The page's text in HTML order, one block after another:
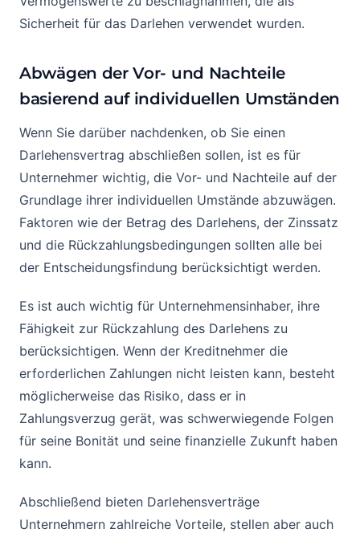
Sicherheit für das Darlehen verwendet wurden.
Abwägen der Vor- und Nachteile
basierend auf individuellen Umständen
Wenn Sie darüber nachdenken, ob Sie einen
Darlehensvertrag abschließen sollen, ist es für
Unternehmer wichtig, die Vor- und Nachteile auf der
Grundlage ihrer individuellen Umstände abzuwägen.
Faktoren wie der Betrag des Darlehens, der Zinssatz
und die Rückzahlungsbedingungen sollten alle bei
der Entscheidungsfindung berücksichtigt werden.
Es ist auch wichtig für Unternehmensinhaber, ihre
Fähigkeit zur Rückzahlung des Darlehens zu
berücksichtigen. Wenn der Kreditnehmer die
erforderlichen Zahlungen nicht leisten kann, besteht
möglicherweise das Risiko, dass er in
Zahlungsverzug gerät, was schwerwiegende Folgen
für seine Bonität und seine finanzielle Zukunft haben
kann.
Abschließend bieten Darlehensverträge
Unternehmern zahlreiche Vorteile, stellen aber auch